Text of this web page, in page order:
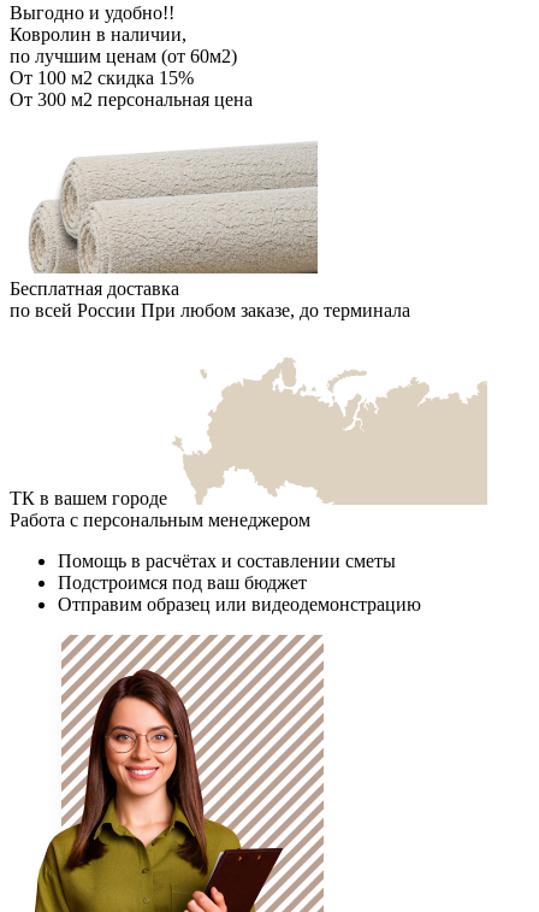
Выгодно и удобно!!
Ковролин в наличии,
по лучшим ценам (от 60м2)
От 100 м2 скидка 15%
От 300 м2 персональная цена
Бесплатная доставка
по всей России При любом заказе, до терминала
ТК в вашем городе
Работа с персональным менеджером
Помощь в расчётах и составлении сметы
Подстроимся под ваш бюджет
Отправим образец или видеодемонстрацию